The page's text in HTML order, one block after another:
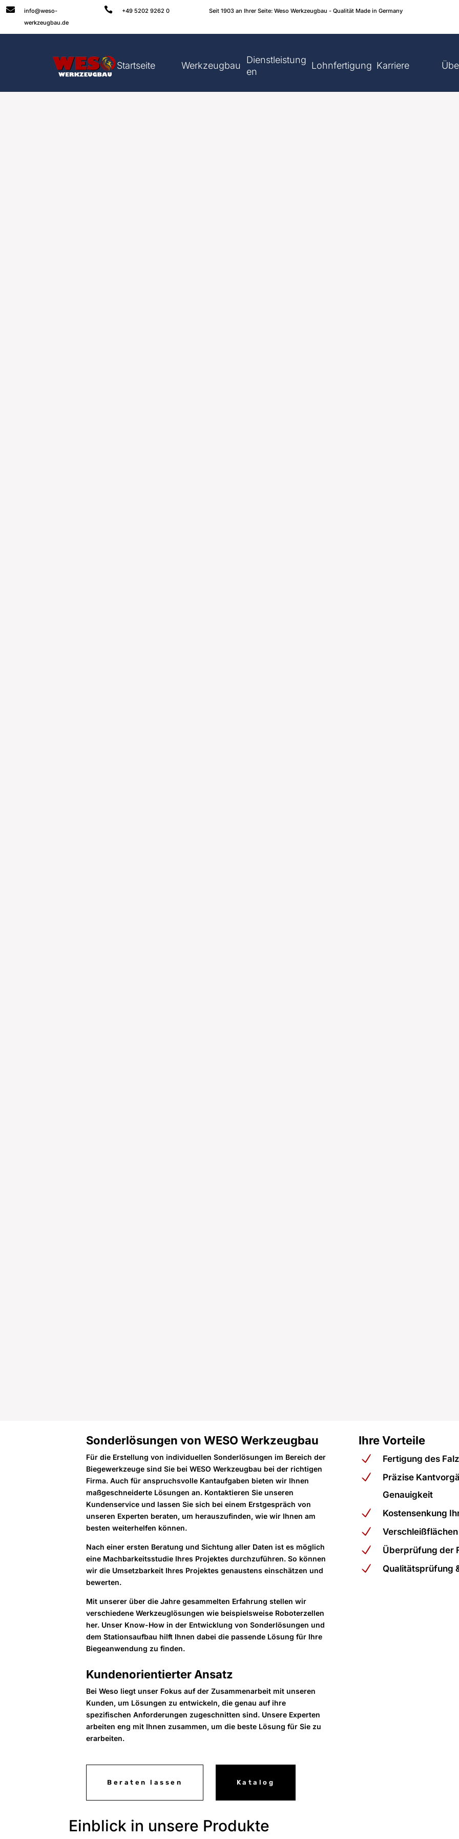

info@weso-
werkzeugbau.de
 +49 5202 9262 0 Seit 1903 an Ihrer Seite: Weso Werkzeugbau - Qualität Made in Germany
Startseite Werkzeugbau
Dienstleistung
en
Lohnfertigung Karriere
Sonderlösungen von WESO Werkzeugbau
Für die Erstellung von individuellen Sonderlösungen im Bereich der
Biegewerkzeuge sind Sie bei WESO Werkzeugbau bei der richtigen
Firma. Auch für anspruchsvolle Kantaufgaben bieten wir Ihnen
maßgeschneiderte Lösungen an. Kontaktieren Sie unseren
Kundenservice und lassen Sie sich bei einem Erstgespräch von
unseren Experten beraten, um herauszufinden, wie wir Ihnen am
besten weiterhelfen können.
Nach einer ersten Beratung und Sichtung aller Daten ist es möglich
eine Machbarkeitsstudie Ihres Projektes durchzuführen. So können
wir die Umsetzbarkeit Ihres Projektes genaustens einschätzen und
bewerten.
Mit unserer über die Jahre gesammelten Erfahrung stellen wir
verschiedene Werkzeuglösungen wie beispielsweise Roboterzellen
her. Unser Know-How in der Entwicklung von Sonderlösungen und
dem Stationsaufbau hilft Ihnen dabei die passende Lösung für Ihre
Biegeanwendung zu finden.
Kundenorientierter Ansatz
Bei Weso liegt unser Fokus auf der Zusammenarbeit mit unseren
Kunden, um Lösungen zu entwickeln, die genau auf ihre
spezifischen Anforderungen zugeschnitten sind. Unsere Experten
arbeiten eng mit Ihnen zusammen, um die beste Lösung für Sie zu
erarbeiten.
Beraten lassen Katalog
Ihre Vorteile
Fertigung des
Präzise
Genauigkeit
Kostensenkung
Überprüfung der
Qualitätsprüfung
Einblick in unsere Produkte